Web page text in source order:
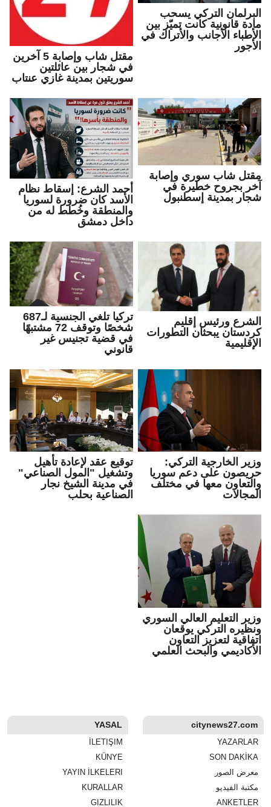
البرلمان التركي يسحب
مادة قانونية كانت تميّز بين
الأطباء الأجانب والأتراك في
الأجور
مقتل شاب وإصابة 5 آخرين
في شجار بين عائلتين
سوريتين بمدينة غازي عنتاب
مقتل شاب سوري وإصابة
آخر بجروح خطيرة في
شجار بمدينة إسطنبول
أحمد الشرع: إسقاط نظام
الأسد كان ضرورة لسوريا
والمنطقة وخُطط له من
داخل دمشق
الشرع ورئيس إقليم
كردستان يبحثان التطورات
الإقليمية
تركيا تلغي الجنسية لـ687
شخصًا وتوقف 72 مشتبهًا
في قضية تجنيس غير
قانوني
وزير الخارجية التركي:
حريصون على دعم سوريا
والتعاون معها في مختلف
المجالات
توقيع عقد لإعادة تأهيل
وتشغيل "المول الصناعي"
في مدينة الشيخ نجار
الصناعية بحلب
وزير التعليم العالي السوري
ونظيره التركي يوقعان
اتفاقية لتعزيز التعاون
الأكاديمي والبحث العلمي
citynews27.com
معرض الصور
مكتبة الفيديو
YASAL